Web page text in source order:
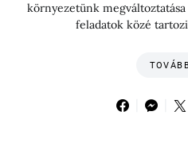
környezetünk
feladatok közé